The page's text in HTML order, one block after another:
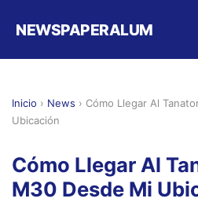
NEWSPAPERALUM
Inicio › News › Cómo Llegar Al
Ubicación
Cómo Llegar Al
M30 Desde Mi